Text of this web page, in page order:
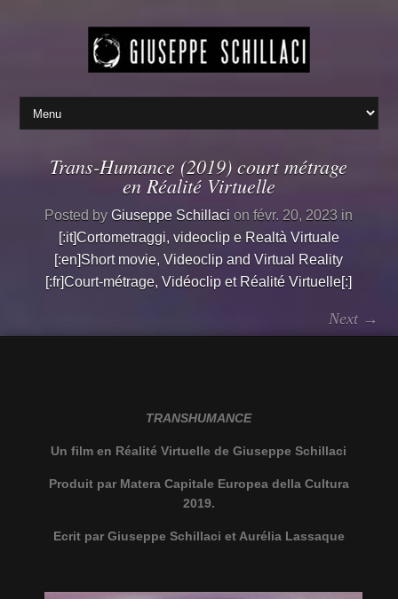
Trans-Humance (2019) court métrage
en Réalité Virtuelle
Posted byGiuseppe Schillaci on févr. 20, 2023 in
[:it]Cortometraggi, videoclip e Realtà Virtuale
[:en]Short movie, Videoclip and Virtual Reality
[:fr]Court-métrage, Vidéoclip et Réalité Virtuelle[:]
Next →
TRANSHUMANCE
Un film en Réalité Virtuelle de Giuseppe Schillaci
Produit par Matera Capitale Europea della Cultura
2019.
Ecrit par Giuseppe Schillaci et Aurélia Lassaque